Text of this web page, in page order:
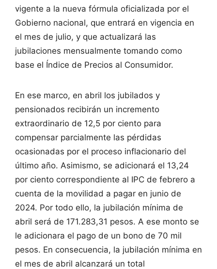
vigente a la nueva fórmula oficializada por el
Gobierno nacional, que entrará en vigencia en
el mes de julio, y que actualizará las
jubilaciones mensualmente tomando como
base el Índice de Precios al Consumidor.
En ese marco, en abril los jubilados y
pensionados recibirán un incremento
extraordinario de 12,5 por ciento para
compensar parcialmente las pérdidas
ocasionadas por el proceso inflacionario del
último año. Asimismo, se adicionará el 13,24
por ciento correspondiente al IPC de febrero a
cuenta de la movilidad a pagar en junio de
2024. Por todo ello, la jubilación mínima de
abril será de 171.283,31 pesos. A ese monto se
le adicionara el pago de un bono de 70 mil
pesos. En consecuencia, la jubilación mínima en
el mes de abril alcanzará un total